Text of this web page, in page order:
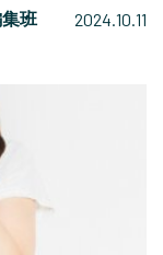
班 2024.10.11